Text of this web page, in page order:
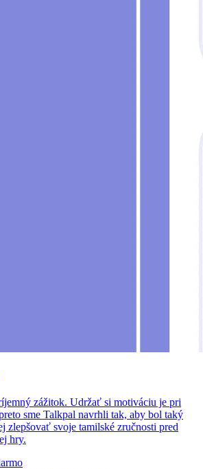
zážitok. Udržať si motiváciu je pri
sme Talkpal navrhli tak, aby bol taký
zlepšovať svoje tamilské zručnosti pred
hry.